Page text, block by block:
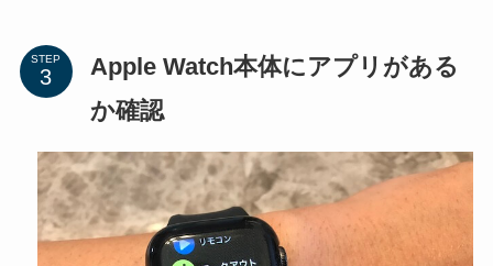
STEP
Apple Watch本体にアプリがある
か確認